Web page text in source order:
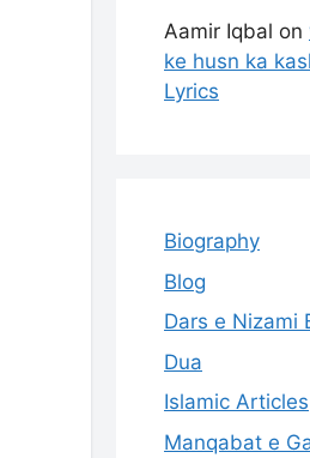
Aamir Iqbal on
ke husn ka
Lyrics
Biography
Blog
Dars e Nizami
Dua
Islamic Articles
Manqabat e